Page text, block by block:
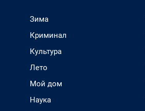
Зима
Криминал
Культура
Лето
Мой дом
Наука